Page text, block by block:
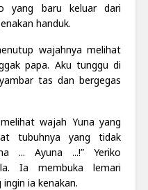
yang baru keluar dari
handuk.
wajahnya melihat
papa. Aku tunggu di
tas dan bergegas
wajah Yuna yang
tubuhnya yang tidak
... Ayuna ...!” Yeriko
Ia membuka lemari
ia kenakan.